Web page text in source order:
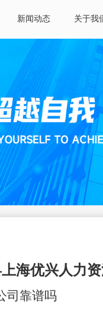
新闻动态 关于我
海优兴人力
司靠谱吗